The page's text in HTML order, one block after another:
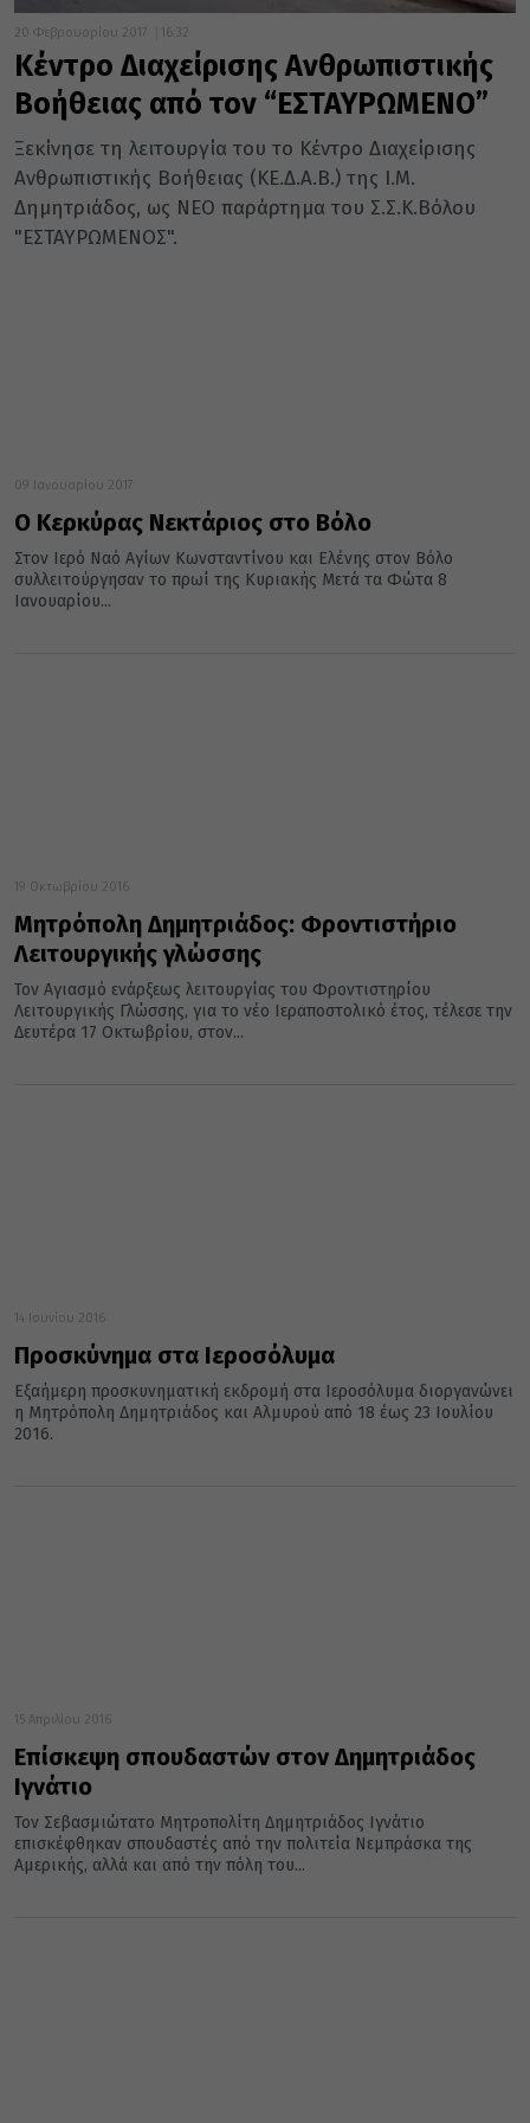
20 Φεβρουαρίου 2017 16:32
Κέντρο Διαχείρισης Ανθρωπιστικής
Βοήθειας από τον “ΕΣΤΑΥΡΩΜΕΝΟ”
Ξεκίνησε τη λειτουργία του το Κέντρο Διαχείρισης
Ανθρωπιστικής Βοήθειας (ΚΕ.Δ.Α.Β.) της Ι.Μ.
Δημητριάδος, ως ΝΕΟ παράρτημα του Σ.Σ.Κ.Βόλου
"ΕΣΤΑΥΡΩΜΕΝΟΣ".
09 Ιανουαρίου 2017
Ο Κερκύρας Νεκτάριος στο Βόλο
Στον Ιερό Ναό Αγίων Κωνσταντίνου και Ελένης στον Βόλο
συλλειτούργησαν το πρωί της Κυριακής Μετά τα Φώτα 8
Ιανουαρίου...
19 Οκτωβρίου 2016
Μητρόπολη Δημητριάδος: Φροντιστήριο
Λειτουργικής γλώσσης
Τον Αγιασμό ενάρξεως λειτουργίας του Φροντιστηρίου
Λειτουργικής Γλώσσης, για το νέο Ιεραποστολικό έτος, τέλεσε την
Δευτέρα 17 Οκτωβρίου, στον...
14 Ιουνίου 2016
Προσκύνημα στα Ιεροσόλυμα
Εξαήμερη προσκυνηματική εκδρομή στα Ιεροσόλυμα διοργανώνει
η Μητρόπολη Δημητριάδος και Αλμυρού από 18 έως 23 Ιουλίου
2016.
15 Απριλίου 2016
Επίσκεψη σπουδαστών στον Δημητριάδος
Ιγνάτιο
Τον Σεβασμιώτατο Μητροπολίτη Δημητριάδος Ιγνάτιο
επισκέφθηκαν σπουδαστές από την πολιτεία Νεμπράσκα της
Αμερικής, αλλά και από την πόλη του...